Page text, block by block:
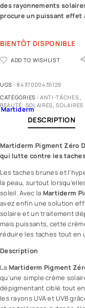
des rayonnements
procure un puissant effet
BIENTÔT DISPONIBLE
ADD TO WISHLIST
UGS :8437000435129
CATÉGORIES : ANTI-TÂCHES,
BEAUTÉ, SOLAIRES,SOLAIRES
Martiderm
DESCRIPTION
Martiderm Pigment Zéro
qui lutte contre les
Les taches brunes et
la peau, surtout
soleil. Avec la Martiderm
avez enfin une solution
solaire et un traitement
mais puissants, cette
réduire les taches tout en
Description
La Martiderm Pigment
qu’une simplecrème
dépigmentant ciblé tout
les rayons UVA et UVB